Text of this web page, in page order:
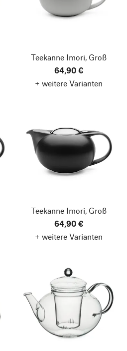
Teekanne Imori, Groß
64,90 €
+ weitere Varianten
Teekanne Imori, Groß
64,90 €
+ weitere Varianten